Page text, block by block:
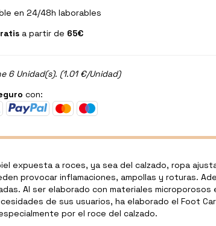
en 24/48h laborables
a partir de 65€
6 Unidad(s). (1.01 €/Unidad)
con:
expuesta a roces, ya sea del calzado, ropa
provocar inflamaciones, ampollas y roturas.
Al ser elaborado con materiales microporosos
de sus usuarios, ha elaborado el Foot
por el roce del calzado.